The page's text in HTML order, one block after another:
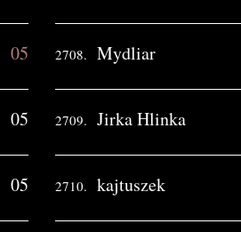
05
05
05
2708. Mydliar
2709. Jirka Hlinka
2710. kajtuszek